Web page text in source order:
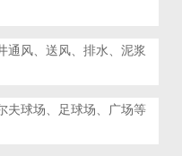
风、送风、排水、泥浆
球场、足球场、广场等